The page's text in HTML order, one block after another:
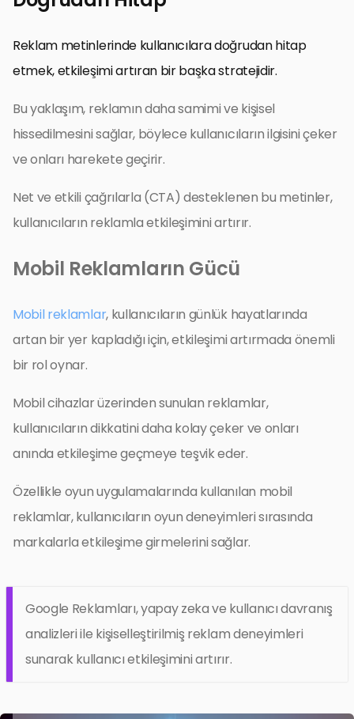
Reklam metinlerinde kullanıcılara doğrudan hitap
etmek, etkileşimi artıran bir başka stratejidir.
Bu yaklaşım, reklamın daha samimi ve kişisel
hissedilmesini sağlar, böylece kullanıcıların ilgisini çeker
ve onları harekete geçirir.
Net ve etkili çağrılarla (CTA) desteklenen bu metinler,
kullanıcıların reklamla etkileşimini artırır.
Mobil Reklamların Gücü
Mobil reklamlar, kullanıcıların günlük hayatlarında
artan bir yer kapladığı için, etkileşimi artırmada önemli
bir rol oynar.
Mobil cihazlar üzerinden sunulan reklamlar,
kullanıcıların dikkatini daha kolay çeker ve onları
anında etkileşime geçmeye teşvik eder.
Özellikle oyun uygulamalarında kullanılan mobil
reklamlar, kullanıcıların oyun deneyimleri sırasında
markalarla etkileşime girmelerini sağlar.
Google Reklamları, yapay zeka ve kullanıcı davranış
analizleri ile kişiselleştirilmiş reklam deneyimleri
sunarak kullanıcı etkileşimini artırır.